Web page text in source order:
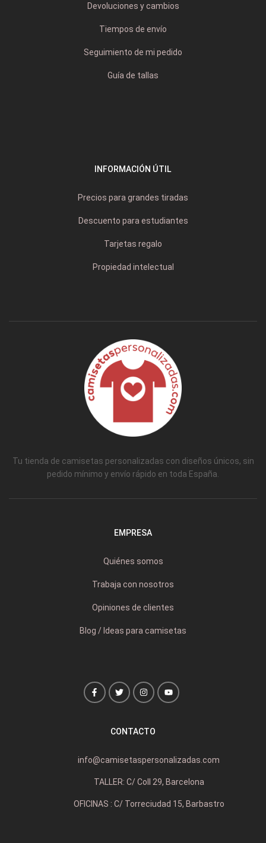
Devoluciones y cambios
Tiempos de envío
Seguimiento de mi pedido
Guía de tallas
INFORMACIÓN ÚTIL
Precios para grandes tiradas
Descuento para estudiantes
Tarjetas regalo
Propiedad intelectual
Tu tienda de camisetas personalizadas con diseños únicos, sin
pedido mínimo y envío rápido en toda España.
EMPRESA
Quiénes somos
Trabaja con nosotros
Opiniones de clientes
Blog / Ideas para camisetas
CONTACTO
info@camisetaspersonalizadas.com
TALLER: C/ Coll 29, Barcelona
OFICINAS : C/ Torreciudad 15, Barbastro